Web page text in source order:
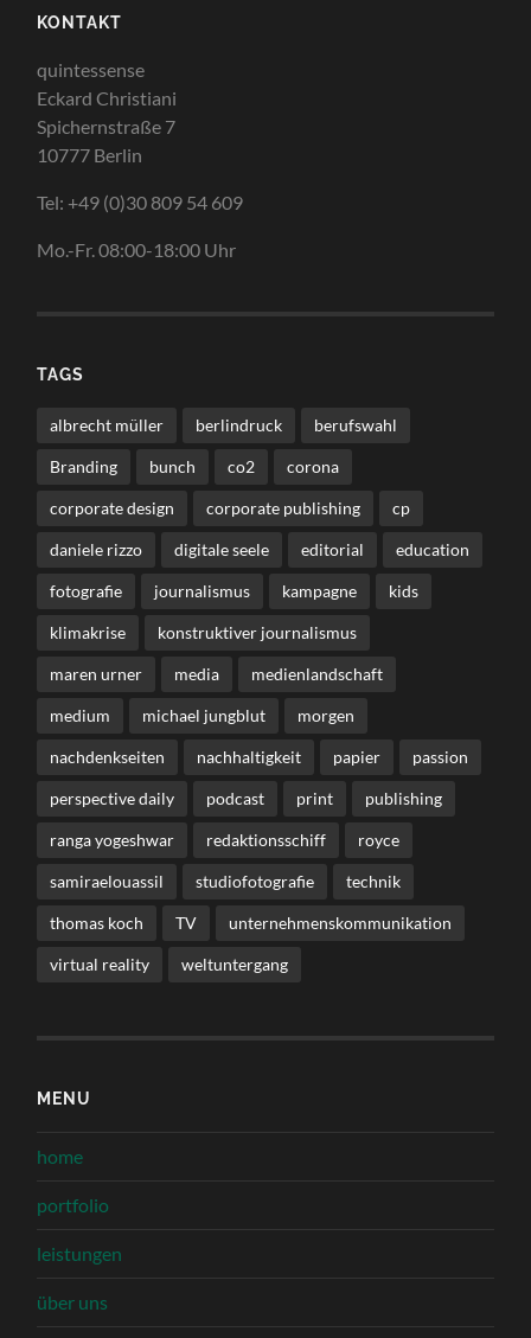
KONTAKT
quintessense
Eckard Christiani
Spichernstraße 7
10777 Berlin
Tel: +49 (0)30 809 54 609
Mo.-Fr. 08:00-18:00 Uhr
TAGS
albrecht müller berlindruck berufswahl
Branding bunch co2 corona
corporate design corporate publishing cp
daniele rizzo digitale seele editorial education
fotografie journalismus kampagne kids
klimakrise konstruktiver journalismus
maren urner media medienlandschaft
medium michael jungblut morgen
nachdenkseiten nachhaltigkeit papier passion
perspective daily podcast print publishing
ranga yogeshwar redaktionsschiff royce
samiraelouassil studiofotografie technik
thomas koch TV unternehmenskommunikation
virtual reality weltuntergang
MENU
home
portfolio
leistungen
über uns